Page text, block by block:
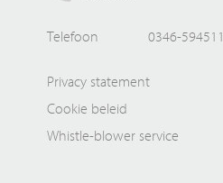
Telefoon 0346-594511
Privacy statement
Cookie beleid
Whistle-blower service